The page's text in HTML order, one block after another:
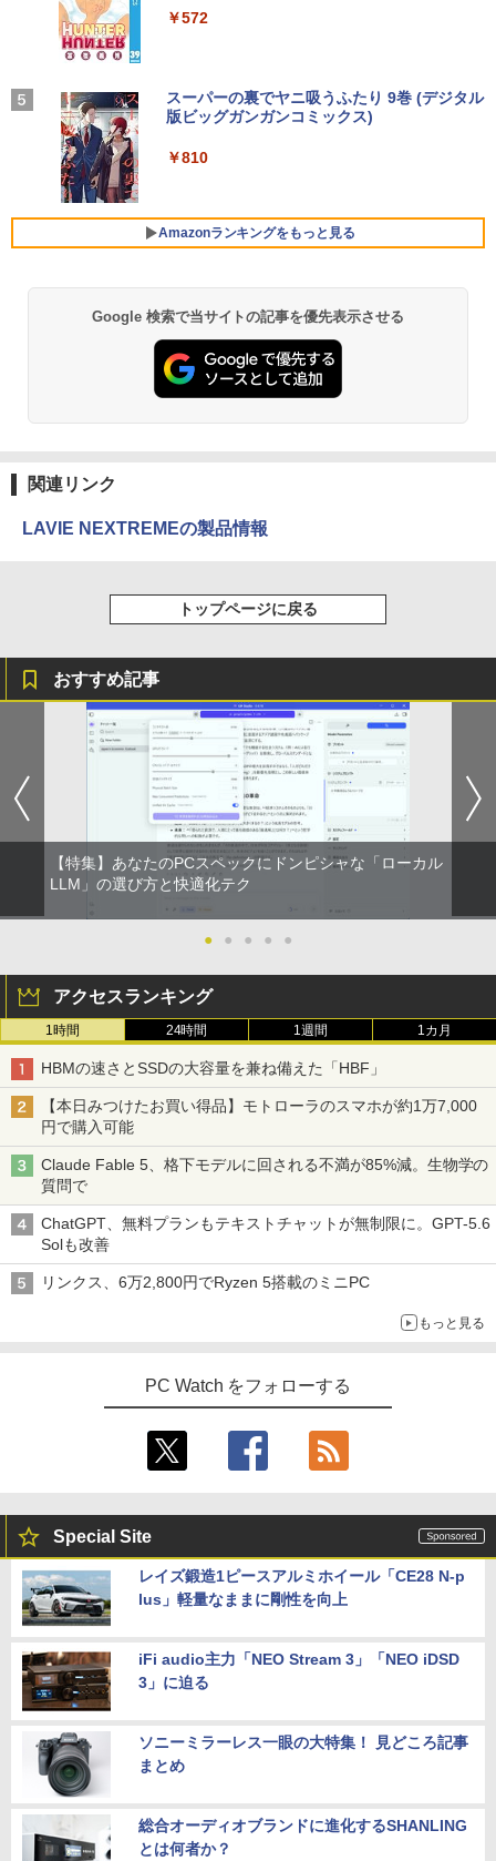
ック
11 Pro Office搭載 日本語キーボード メ
C ピンク シルバー 最短当日出荷
超軽量 フルHD｜富士通 U939｜中古ノー
トパソコン Windows11 office付き｜Co
re i5 第8世代｜メモリ 8GB SSD 256GB
モバイルPC｜Fujitsu｜ノートパソコン
プレイ 1366x768 防眩光 薄型 軽量USB
Type-C HDMIサブモニター スピーカー内
ディスプレイ (ブラック, 11.6)
元】5年保証/Type-C/100Hz 24インチ モ
ニター USB-C IPSパネル スピーカー内蔵
ト調整可 オフィス用PCモニター フレー
ムレス Type-C/HDMIポート 高画質 FHD
フルHD 液晶モニター Minifire MF24X3C
￥11,999
￥2,200
魔女と傭兵（9） 【電子書籍】[ 宮木真人
]
￥792
るーとゅーす コードレス ENCノイズキャン
￥1,964
￥3,480
BUGS LIFE
art Basic)
コカ・コーラ やかんの麦茶 from 爽健美茶 ラ
￥572
スーパーの裏でヤニ吸うふたり 9巻 (デジタル
版ビッグガンガンコミックス)
￥810
Amazonランキングをもっと見る
Google 検索で当サイトの記事を優先表示させる
関連リンク
LAVIE NEXTREMEの製品情報
トップページに戻る
おすすめ記事
【特集】あなたのPCスペックにドンピシャな「ローカル
LLM」の選び方と快適化テク
● ● ● ● ●
アクセスランキング
1時間 24時間 1週間 1カ月
HBMの速さとSSDの大容量を兼ね備えた「HBF」
【本日みつけたお買い得品】モトローラのスマホが約1万7,000
円で購入可能
Claude Fable 5、格下モデルに回される不満が85%減。生物学の
質問で
ChatGPT、無料プランもテキストチャットが無制限に。GPT-5.6
Solも改善
リンクス、6万2,800円でRyzen 5搭載のミニPC
もっと見る
PC Watch をフォローする
Special Site
レイズ鍛造1ピースアルミホイール「CE28 N-p
lus」軽量なままに剛性を向上
iFi audio主力「NEO Stream 3」「NEO iDSD
3」に迫る
ソニーミラーレス一眼の大特集！ 見どころ記事
まとめ
総合オーディオブランドに進化するSHANLING
とは何者か？